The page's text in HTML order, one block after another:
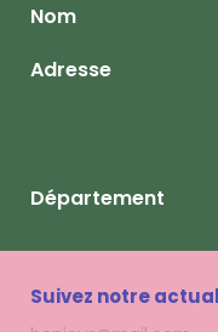
Nom
Adresse
Département
Suivez notre